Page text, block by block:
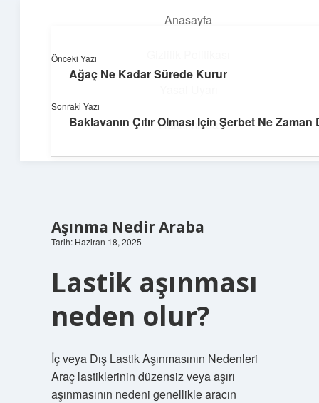
Anasayfa
Hakkımızda
Güneşli Fikir Esintisi
Enerji dolu önerilerle gününü aydınlat!
Aşınma Nedir Araba
Tarih: Haziran 18, 2025
Lastik aşınması
neden olur?
İç veya Dış Lastik Aşınmasının Nedenleri
Araç lastiklerinin düzensiz veya aşırı
aşınmasının nedeni genellikle aracın
Önceki Yazı
Ağaç Ne Kadar Sürede Kurur
Sonraki Yazı
Baklavanın Çıtır Olması Için Şerbet Ne